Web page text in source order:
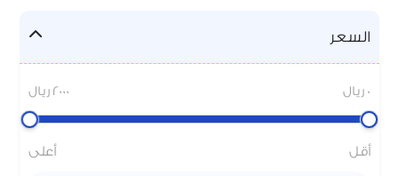
السعر
0 ريال 2000 ريال
أقل أعلى